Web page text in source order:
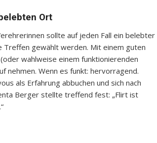
Ort
sollte auf jeden Fall ein belebter
gewählt werden. Mit einem guten
wahlweise einem funktionierenden
nehmen. Wenn es funkt: hervorragend.
als Erfahrung abbuchen und sich nach
Berger stellte treffend fest: „Flirt ist